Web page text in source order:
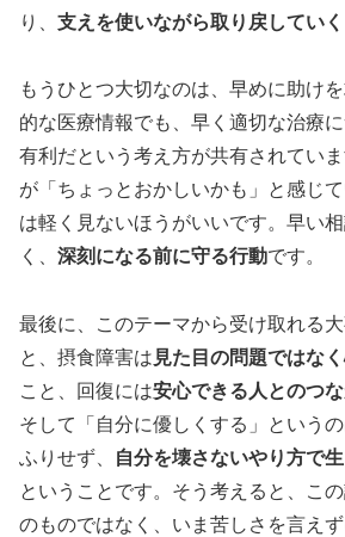
り、 支えを使いながら取り戻してい
もうひとつ大切なのは、早めに助け
的な医療情報でも、早く適切な治療
有利だという考え方が共有されてい
が「ちょっとおかしいかも」と感じ
は軽く見ないほうがいいです。早い
く、 深刻になる前に守る行動です。
最後に、このテーマから受け取れる
と、摂食障害は 見た目の問題ではな
こと、回復には安心できる人とのつな
そして「自分に優しくする」という
ふりせず、
自分を壊さないやり方で
ということです。そう考えると、こ
のものではなく、いま苦しさを言え